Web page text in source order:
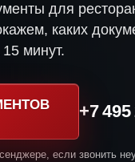
для
каких
минут.
+7
если звонить